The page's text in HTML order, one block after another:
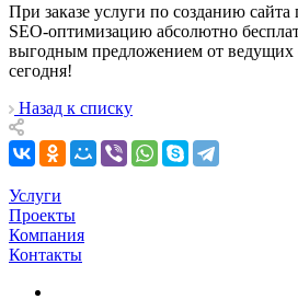
При заказе услуги по созданию
SEO-оптимизацию абсолютно
выгодным предложением от ведущих
сегодня!
Назад к списку
Услуги
Проекты
Компания
Контакты